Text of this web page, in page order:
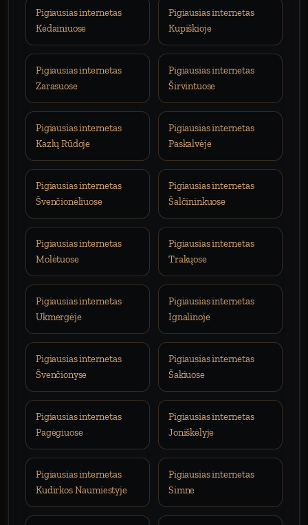
Pigiausias internetas
Kėdainiuose
Pigiausias internetas
Kupiškioje
Pigiausias internetas
Zarasuose
Pigiausias internetas
Širvintuose
Pigiausias internetas
Kazlų Rūdoje
Pigiausias internetas
Paskalvėje
Pigiausias internetas
Švenčionėliuose
Pigiausias internetas
Šalčininkuose
Pigiausias internetas
Molėtuose
Pigiausias internetas
Trakųose
Pigiausias internetas
Ukmergėje
Pigiausias internetas
Ignalinoje
Pigiausias internetas
Švenčionyse
Pigiausias internetas
Šakiuose
Pigiausias internetas
Pagėgiuose
Pigiausias internetas
Joniškėlyje
Pigiausias internetas
Kudirkos Naumiestyje
Pigiausias internetas
Simne